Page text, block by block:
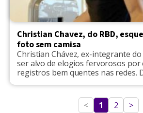
Christian Chavez, do RBD,
foto sem camisa
Christian Chávez, ex-integrante do
ser alvo de elogios fervorosos por
registros bem quentes nas redes.
disse um seguidor. "Sensacional,
maravilhoso", disse um outro
< 1 2 >